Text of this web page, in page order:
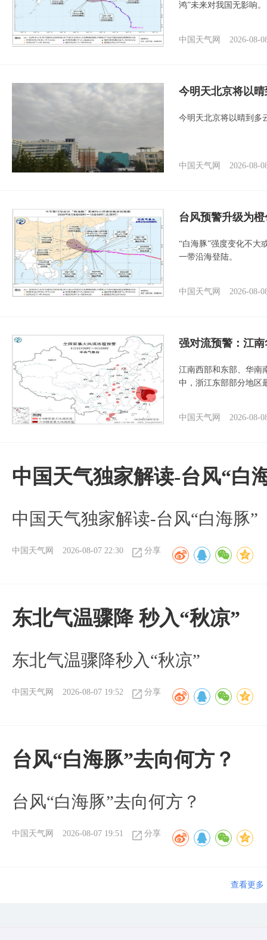
鸿”未来对我国无影响。
中国天气网 2026-08-
今明天北京将以
今明天北京将以晴到多
中国天气网 2026-08-
台风预警升级为
“白海豚”强度变化不大
一带沿海登陆。
中国天气网 2026-08-
强对流预警：江
江南西部和东部、华南
中，浙江东部部分地区
中国天气网 2026-08-
中国天气独家解读-台风“白
中国天气独家解读-台风“白海豚”
中国天气网 2026-08-07 22:30 分享
东北气温骤降 秒入“秋凉”
东北气温骤降秒入“秋凉”
中国天气网 2026-08-07 19:52 分享
台风“白海豚”去向何方？
台风“白海豚”去向何方？
中国天气网 2026-08-07 19:51 分享
查看更多